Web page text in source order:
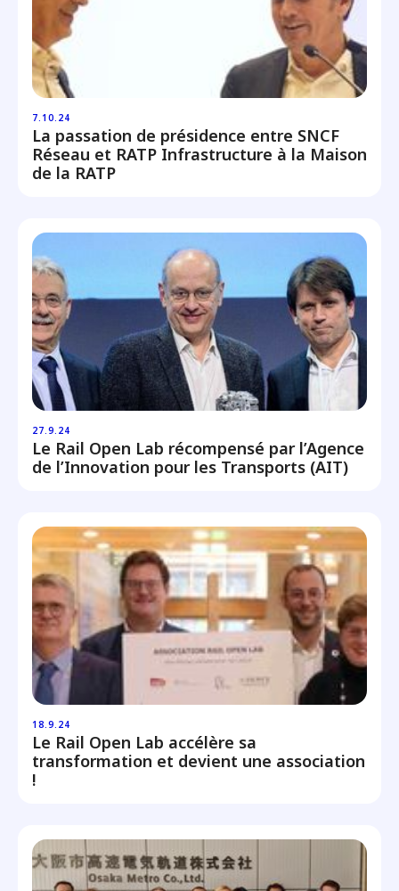
7.10.24
La passation de présidence entre SNCF
Réseau et RATP Infrastructure à la Maison
de la RATP
27.9.24
Le Rail Open Lab récompensé par l’Agence
de l’Innovation pour les Transports (AIT)
18.9.24
Le Rail Open Lab accélère sa
transformation et devient une association
!